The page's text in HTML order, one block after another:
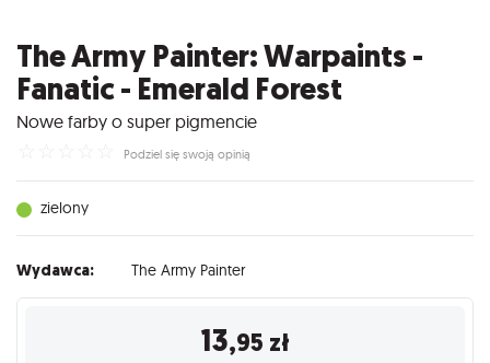
The Army Painter: Warpaints -
Fanatic - Emerald Forest
Nowe farby o super pigmencie
Podziel się swoją opinią
zielony
Wydawca: The Army Painter
13,95 zł